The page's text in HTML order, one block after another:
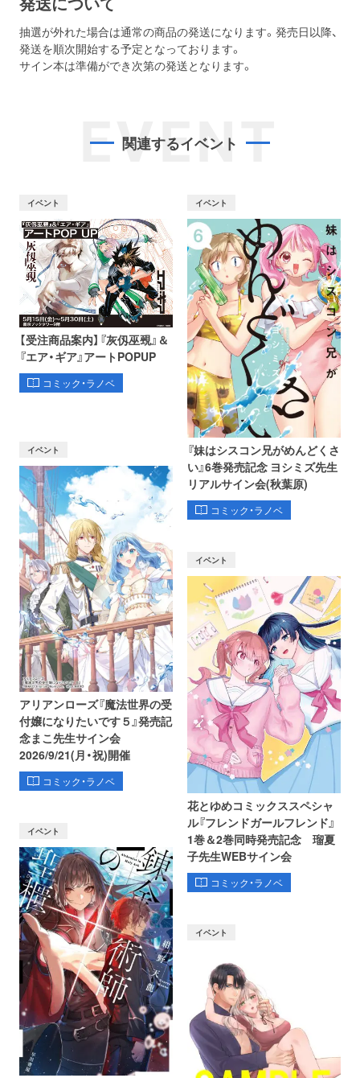
抽選が外れた場合は通常の商品の発送になります。発売日以降、
発送を順次開始する予定となっております。
サイン本は準備ができ次第の発送となります。
EVENT
関連するイベント
イベント
【受注商品案内】『灰仭巫覡』＆
『エア・ギア』アートPOPUP
コミック・ラノベ
イベント
『妹はシスコン兄がめんどくさ
い』6巻発売記念 ヨシミズ先生
リアルサイン会(秋葉原)
コミック・ラノベ
イベント
アリアンローズ『魔法世界の受
付嬢になりたいです５』発売記
念まこ先生サイン会
2026/9/21(月・祝)開催
コミック・ラノベ
イベント
花とゆめコミックススペシャ
ル『フレンドガールフレンド』
1巻＆2巻同時発売記念 瑠夏
子先生WEBサイン会
コミック・ラノベ
イベント
イベント